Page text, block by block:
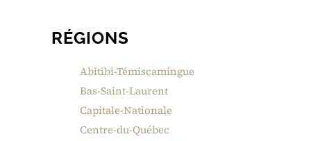
RÉGIONS
Abitibi-Témiscamingue
Bas-Saint-Laurent
Capitale-Nationale
Centre-du-Québec